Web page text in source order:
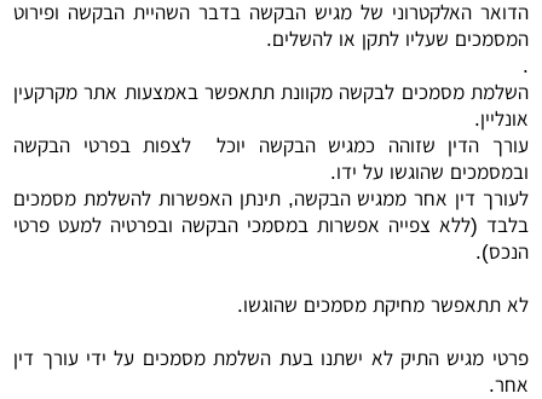
הדואר האלקטרוני של מגיש הבקשה בדבר השהיית הבקשה ופירוט
המסמכים שעליו לתקן או להשלים.
.
השלמת מסמכים לבקשה מקוונת תתאפשר באמצעות אתר מקרקעין
אונליין.
עורך הדין שזוהה כמגיש הבקשה יוכל לצפות בפרטי הבקשה
ובמסמכים שהוגשו על ידו.
לעורך דין אחר ממגיש הבקשה, תינתן האפשרות להשלמת מסמכים
בלבד (ללא צפייה אפשרות במסמכי הבקשה ובפרטיה למעט פרטי
הנכס).
לא תתאפשר מחיקת מסמכים שהוגשו.
פרטי מגיש התיק לא ישתנו בעת השלמת מסמכים על ידי עורך דין
אחר.